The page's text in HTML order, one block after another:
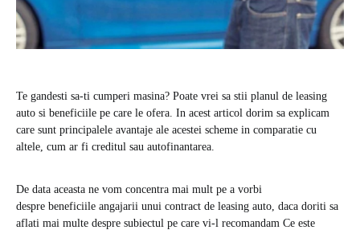
Te gandesti sa-ti cumperi masina? Poate vrei sa stii planul de leasing
auto si beneficiile pe care le ofera. In acest articol dorim sa explicam
care sunt principalele avantaje ale acestei scheme in comparatie cu
altele, cum ar fi creditul sau autofinantarea.
De data aceasta ne vom concentra mai mult pe a vorbi
despre beneficiile angajarii unui contract de leasing auto, daca doriti sa
aflati mai multe despre subiectul pe care vi-l recomandam Ce este